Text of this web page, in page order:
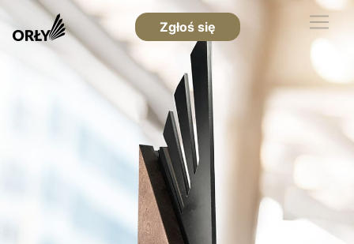
Zgłoś się